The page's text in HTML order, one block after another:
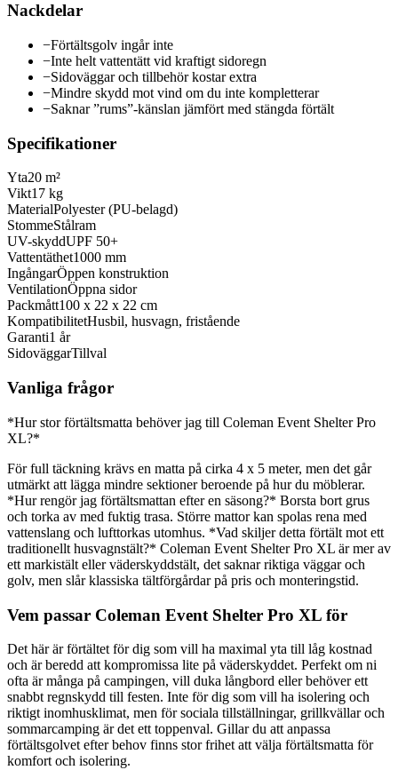
Nackdelar
−Förtältsgolv ingår inte
−Inte helt vattentätt vid kraftigt sidoregn
−Sidoväggar och tillbehör kostar extra
−Mindre skydd mot vind om du inte kompletterar
−Saknar ”rums”-känslan jämfört med stängda förtält
Specifikationer
Yta20 m²
Vikt17 kg
MaterialPolyester (PU-belagd)
StommeStålram
UV-skyddUPF 50+
Vattentäthet1000 mm
IngångarÖppen konstruktion
VentilationÖppna sidor
Packmått100 x 22 x 22 cm
KompatibilitetHusbil, husvagn, fristående
Garanti1 år
SidoväggarTillval
Vanliga frågor
*Hur stor förtältsmatta behöver jag till Coleman Event Shelter Pro
XL?*
För full täckning krävs en matta på cirka 4 x 5 meter, men det går
utmärkt att lägga mindre sektioner beroende på hur du möblerar.
*Hur rengör jag förtältsmattan efter en säsong?* Borsta bort grus
och torka av med fuktig trasa. Större mattor kan spolas rena med
vattenslang och lufttorkas utomhus. *Vad skiljer detta förtält mot ett
traditionellt husvagnstält?* Coleman Event Shelter Pro XL är mer av
ett markistält eller väderskyddstält, det saknar riktiga väggar och
golv, men slår klassiska tältförgårdar på pris och monteringstid.
Vem passar Coleman Event Shelter Pro XL för
Det här är förtältet för dig som vill ha maximal yta till låg kostnad
och är beredd att kompromissa lite på väderskyddet. Perfekt om ni
ofta är många på campingen, vill duka långbord eller behöver ett
snabbt regnskydd till festen. Inte för dig som vill ha isolering och
riktigt inomhusklimat, men för sociala tillställningar, grillkvällar och
sommarcamping är det ett toppenval. Gillar du att anpassa
förtältsgolvet efter behov finns stor frihet att välja förtältsmatta för
komfort och isolering.